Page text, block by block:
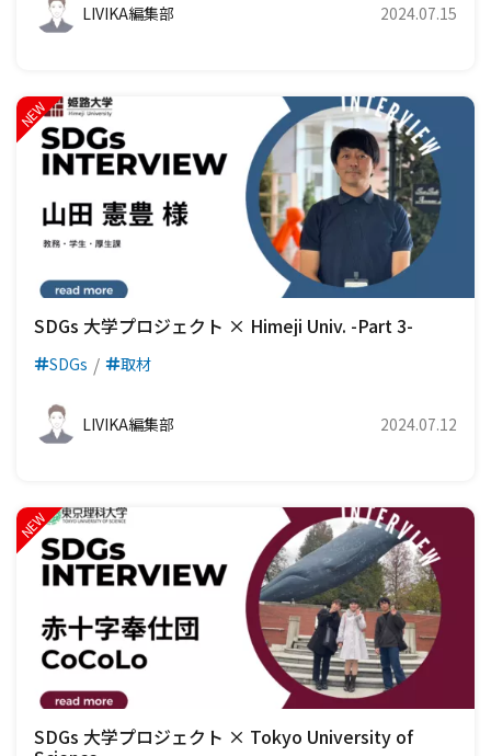
LIVIKA編集部 2024.07.15
SDGs 大学プロジェクト × Himeji Univ. -Part 3-
SDGs 取材
LIVIKA編集部 2024.07.12
SDGs 大学プロジェクト × Tokyo University of